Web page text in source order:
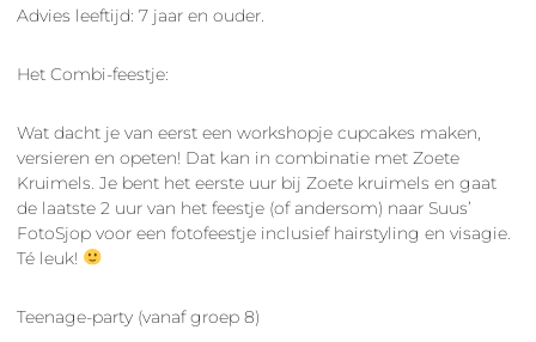
Advies leeftijd: 7 jaar en ouder.
Het Combi-feestje:
Wat dacht je van eerst een workshopje cupcakes maken,
versieren en opeten! Dat kan in combinatie met Zoete
Kruimels. Je bent het eerste uur bij Zoete kruimels en gaat
de laatste 2 uur van het feestje (of andersom) naar Suus’
FotoSjop voor een fotofeestje inclusief hairstyling en visagie.
Té leuk!
Teenage-party (vanaf groep 8)